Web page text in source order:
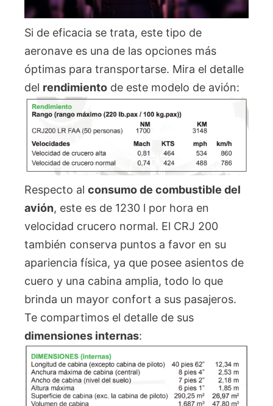
Si de eficacia se trata, este tipo de
aeronave es una de las opciones más
óptimas para transportarse. Mira el detalle
del rendimiento de este modelo de avión:
Respecto al consumo de combustible del
avión, este es de 1230 l por hora en
velocidad crucero normal. El CRJ 200
también conserva puntos a favor en su
apariencia física, ya que posee asientos de
cuero y una cabina amplia, todo lo que
brinda un mayor confort a sus pasajeros.
Te compartimos el detalle de sus
dimensiones internas: